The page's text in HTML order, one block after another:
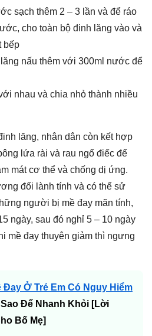
sạch thêm 2 – 3 lần và để ráo
cho toàn bộ đinh lăng vào và
bếp
nấu thêm với 300ml nước để
nhau và chia nhỏ thành nhiều
lăng, nhân dân còn kết hợp
lứa rài và rau ngổ điếc để
mát cơ thể và chống dị ứng.
đối lành tính và có thể sử
người bị mề đay mãn tính,
ngày, sau đó nghỉ 5 – 10 ngày
mề đay thuyên giảm thì ngưng
Đay Ở Trẻ Em Có Nguy Hiểm
Để Nhanh Khỏi [Lời
Bố Mẹ]